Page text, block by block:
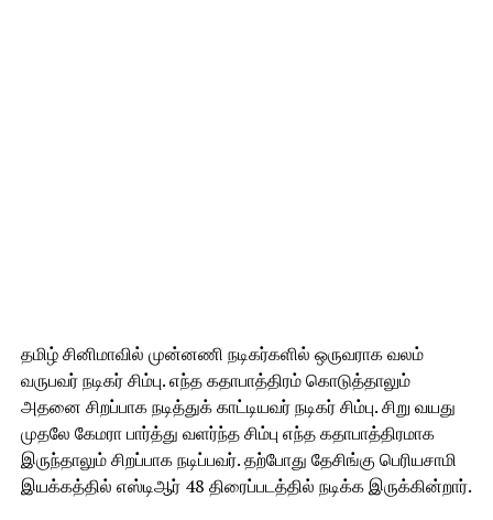
தமிழ் சினிமாவில் முன்னணி நடிகர்களில் ஒருவராக வலம்
வருபவர் நடிகர் சிம்பு. எந்த கதாபாத்திரம் கொடுத்தாலும்
அதனை சிறப்பாக நடித்துக் காட்டியவர் நடிகர் சிம்பு. சிறு வயது
முதலே கேமரா பார்த்து வளர்ந்த சிம்பு எந்த கதாபாத்திரமாக
இருந்தாலும் சிறப்பாக நடிப்பவர். தற்போது தேசிங்கு பெரியசாமி
இயக்கத்தில் எஸ்டிஆர் 48 திரைப்படத்தில் நடிக்க இருக்கின்றார்.